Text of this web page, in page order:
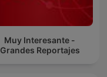
Muy Interesante -
Grandes Reportajes